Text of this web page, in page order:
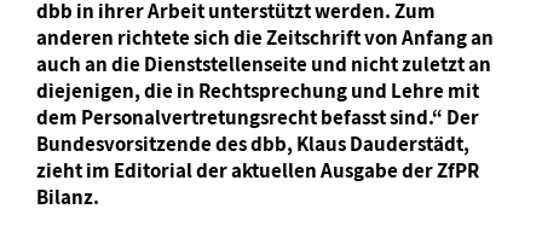
dbb in ihrer Arbeit unterstützt werden. Zum
anderen richtete sich die Zeitschrift von Anfang an
auch an die Dienststellenseite und nicht zuletzt an
diejenigen, die in Rechtsprechung und Lehre mit
dem Personalvertretungsrecht befasst sind.“ Der
Bundesvorsitzende des dbb, Klaus Dauderstädt,
zieht im Editorial der aktuellen Ausgabe der ZfPR
Bilanz.